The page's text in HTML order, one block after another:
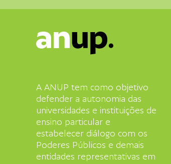
A ANUP tem como objetivo
defender a autonomia das
universidades e instituições de
ensino particular e
estabelecer diálogo com os
Poderes Públicos e demais
entidades representativas em